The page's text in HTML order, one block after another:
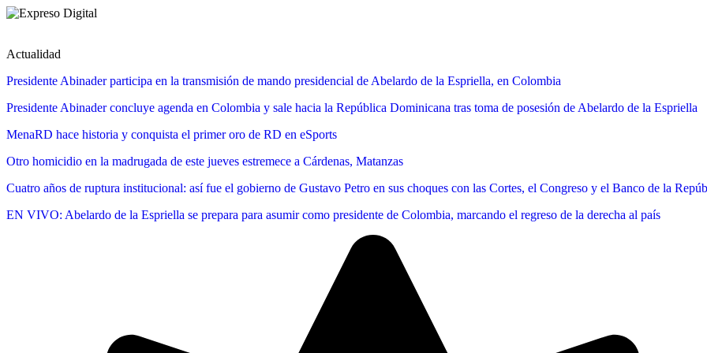
Actualidad
Presidente Abinader participa en la transmisión de mando presidencial de Abelardo de la Espriella, en Colombia
Presidente Abinader concluye agenda en Colombia y sale hacia la República Dominicana tras toma de posesión de Abelardo de la Espriella
MenaRD hace historia y conquista el primer oro de RD en eSports
Otro homicidio en la madrugada de este jueves estremece a Cárdenas, Matanzas
Cuatro años de ruptura institucional: así fue el gobierno de Gustavo Petro en sus choques con las Cortes, el Congreso y el Banco de la
EN VIVO: Abelardo de la Espriella se prepara para asumir como presidente de Colombia, marcando el regreso de la derecha al país